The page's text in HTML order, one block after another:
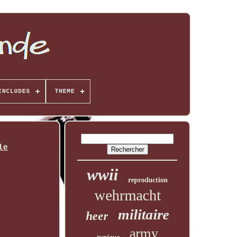
THEME
wwii reproduction
wehrmacht
heer militaire
army